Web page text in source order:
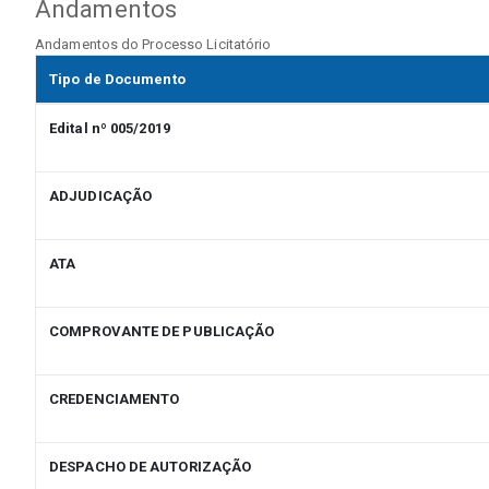
Andamentos
Andamentos do Processo Licitatório
Tipo de Documento
Edital nº 005/2019
ADJUDICAÇÃO
ATA
COMPROVANTE DE PUBLICAÇÃO
CREDENCIAMENTO
DESPACHO DE AUTORIZAÇÃO